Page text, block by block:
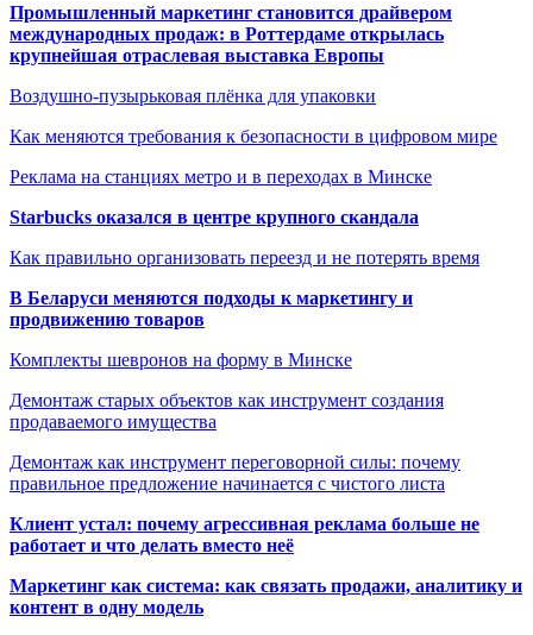
Промышленный маркетинг становится драйвером
международных продаж: в Роттердаме открылась
крупнейшая отраслевая выставка Европы
Воздушно-пузырьковая плёнка для упаковки
Как меняются требования к безопасности в цифровом мире
Реклама на станциях метро и в переходах в Минске
Starbucks оказался в центре крупного скандала
Как правильно организовать переезд и не потерять время
В Беларуси меняются подходы к маркетингу и
продвижению товаров
Комплекты шевронов на форму в Минске
Демонтаж старых объектов как инструмент создания
продаваемого имущества
Демонтаж как инструмент переговорной силы: почему
правильное предложение начинается с чистого листа
Клиент устал: почему агрессивная реклама больше не
работает и что делать вместо неё
Маркетинг как система: как связать продажи, аналитику и
контент в одну модель